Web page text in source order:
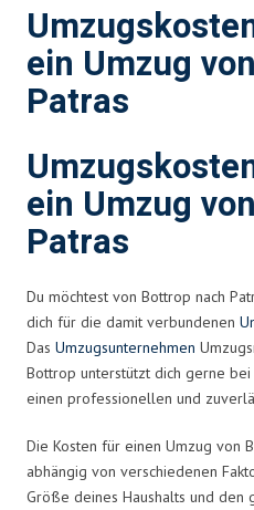
ein Umzug
Patras
ein Umzug
Patras
Du möchtest von Bottrop nach
dich für die damit verbundenen
Das Umzugsunternehmen
Bottrop unterstützt dich gerne
einen professionellen und
Die Kosten für einen Umzug von
abhängig von verschiedenen
Größe deines Haushalts und den